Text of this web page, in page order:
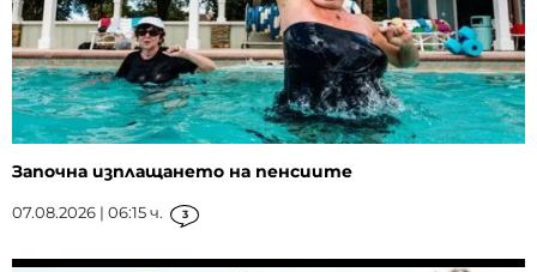
Започна изплащането на пенсиите
07.08.2026 | 06:15 ч. 3